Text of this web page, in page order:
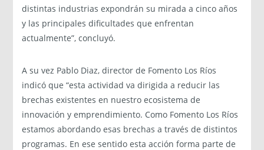
distintas industrias expondrán su mirada a cinco años
y las principales dificultades que enfrentan
actualmente”, concluyó.
A su vez Pablo Diaz, director de Fomento Los Ríos
indicó que “esta actividad va dirigida a reducir las
brechas existentes en nuestro ecosistema de
innovación y emprendimiento. Como Fomento Los Ríos
estamos abordando esas brechas a través de distintos
programas. En ese sentido esta acción forma parte de